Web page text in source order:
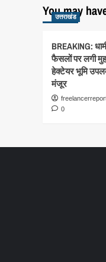
You may
उत्तराखंड
BREAKING:
फैसलों पर लगी
हेक्टेयर भूमि
मंजूर
0